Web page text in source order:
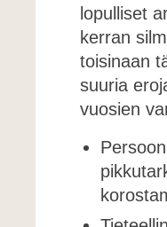
lopulliset
kerran
toisinaan
suuria
vuosien